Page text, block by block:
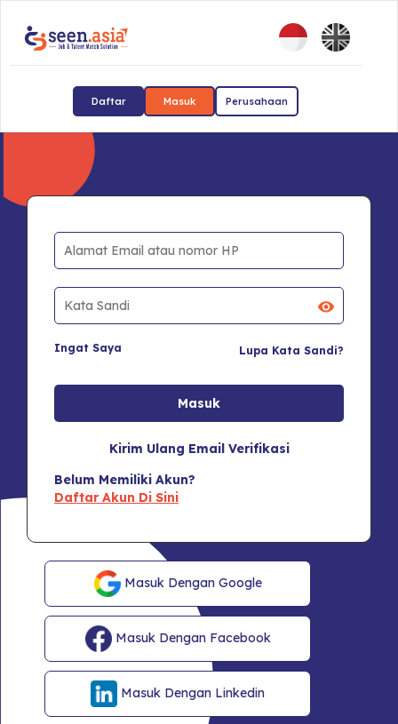
Daftar Masuk Perusahaan
Ingat Saya Lupa Kata Sandi?
Kirim Ulang Email Verifikasi
Belum Memiliki Akun?
Daftar Akun Di Sini
Masuk Dengan Google
Masuk Dengan Facebook
Masuk Dengan Linkedin